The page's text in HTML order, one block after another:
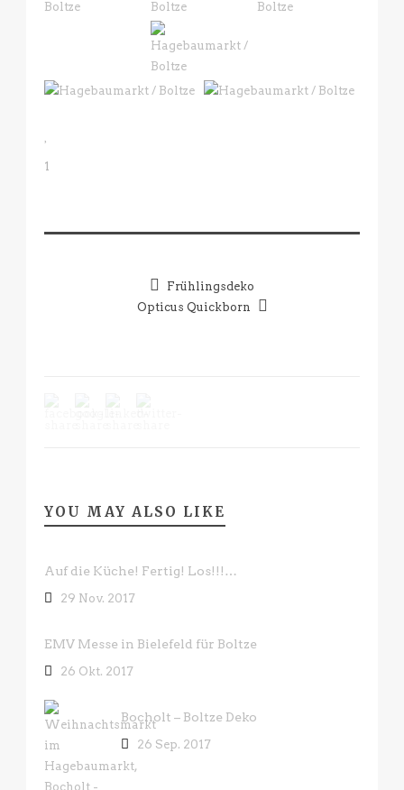
1
Frühlingsdeko
Opticus Quickborn
YOU MAY ALSO LIKE
Auf die Küche! Fertig! Los!!!…
29 Nov. 2017
EMV Messe in Bielefeld für Boltze
26 Okt. 2017
Bocholt – Boltze Deko
26 Sep. 2017